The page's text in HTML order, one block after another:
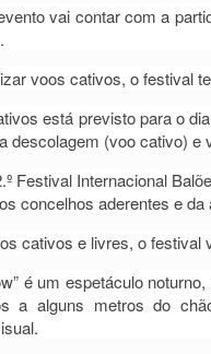
vai contar com a
voos cativos, o festival
está previsto para o
descolagem (voo cativo) e
Festival Internacional
concelhos aderentes e
cativos e livres, o festival
é um espetáculo
a alguns metros do